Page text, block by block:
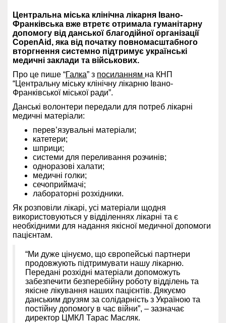
Центральна міська клінічна лікарня Івано-
Франківська вже втретє отримала гуманітарну
допомогу від данської благодійної організації
CopenAid, яка від початку повномасштабного
вторгнення системно підтримує українські
медичні заклади та військових.
Про це пише “Галка” з посиланням на КНП
“Центральну міську клінічну лікарню Івано-
Франківської міської ради”.
Данські волонтери передали для потреб лікарні
медичні матеріали:
перев’язувальні матеріали;
катетери;
шприци;
системи для переливання розчинів;
одноразові халати;
медичні голки;
сечоприймачі;
лабораторні розхідники.
Як розповіли лікарі, усі матеріали щодня
використовуються у відділеннях лікарні та є
необхідними для надання якісної медичної допомоги
пацієнтам.
“Ми дуже цінуємо, що європейські партнери
продовжують підтримувати нашу лікарню.
Передані розхідні матеріали допоможуть
забезпечити безперебійну роботу відділень та
якісне лікування наших пацієнтів. Дякуємо
данським друзям за солідарність з Україною та
постійну допомогу в час війни”, – зазначає
директор ЦМКЛ Тарас Масляк.